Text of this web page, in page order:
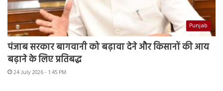
Punjab
पंजाब सरकार बागवानी को बढ़ावा देने और किसानों की आय
बढ़ाने के लिए प्रतिबद्ध
24 July 2026 - 1:45 PM